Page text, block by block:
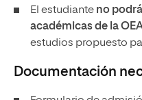
El estudiante no
académicas de la
estudios propuesto
Documentación